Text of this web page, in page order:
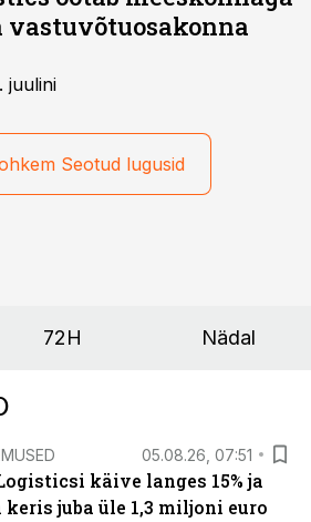
juulini
Seotud lugusid
72H Nädal
05.08.26, 07:51
käive langes 15% ja
juba üle 1,3 miljoni euro